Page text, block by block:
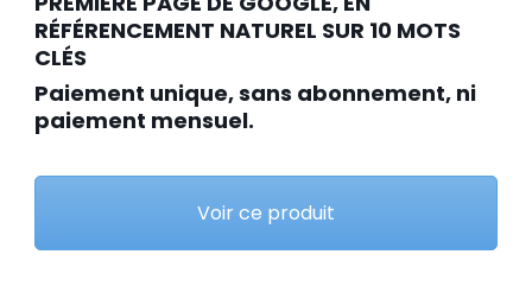
RÉFÉRENCEMENT NATUREL SUR 10 MOTS
CLÉS
Paiement unique, sans abonnement, ni
paiement mensuel.
Voir ce produit